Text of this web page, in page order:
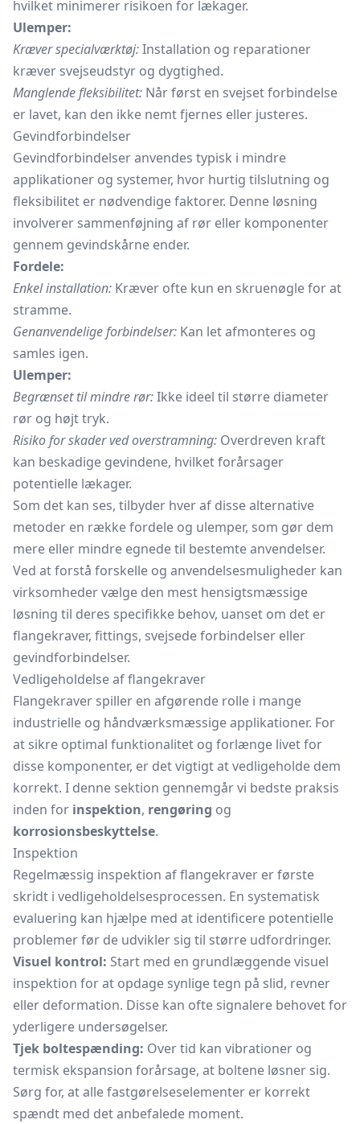
hvilket minimerer risikoen for lækager.
Ulemper:
Kræver specialværktøj:Installation og reparationer
kræver svejseudstyr og dygtighed.
Manglende fleksibilitet: Når først en svejset forbindelse
er lavet, kan den ikke nemt fjernes eller justeres.
Gevindforbindelser
Gevindforbindelser anvendes typisk i mindre
applikationer og systemer, hvor hurtig tilslutning og
fleksibilitet er nødvendige faktorer. Denne løsning
involverer sammenføjning af rør eller komponenter
gennem gevindskårne ender.
Fordele:
Enkel installation: Kræver ofte kun en skruenøgle for at
stramme.
Genanvendelige forbindelser: Kan let afmonteres og
samles igen.
Ulemper:
Begrænset til mindre rør:Ikke ideel til større diameter
rør og højt tryk.
Risiko for skader ved overstramning: Overdreven kraft
kan beskadige gevindene, hvilket forårsager
potentielle lækager.
Som det kan ses, tilbyder hver af disse alternative
metoder en række fordele og ulemper, som gør dem
mere eller mindre egnede til bestemte anvendelser.
Ved at forstå forskelle og anvendelsesmuligheder kan
virksomheder vælge den mest hensigtsmæssige
løsning til deres specifikke behov, uanset om det er
flangekraver, fittings, svejsede forbindelser eller
gevindforbindelser.
Vedligeholdelse af flangekraver
Flangekraver spiller en afgørende rolle i mange
industrielle og håndværksmæssige applikationer. For
at sikre optimal funktionalitet og forlænge livet for
disse komponenter, er det vigtigt at vedligeholde dem
korrekt. I denne sektion gennemgår vi bedste praksis
inden for inspektion, rengøring og
korrosionsbeskyttelse.
Inspektion
Regelmæssig inspektion af flangekraver er første
skridt i vedligeholdelsesprocessen. En systematisk
evaluering kan hjælpe med at identificere potentielle
problemer før de udvikler sig til større udfordringer.
Visuel kontrol: Start med en grundlæggende visuel
inspektion for at opdage synlige tegn på slid, revner
eller deformation. Disse kan ofte signalere behovet for
yderligere undersøgelser.
Tjek boltespænding: Over tid kan vibrationer og
termisk ekspansion forårsage, at boltene løsner sig.
Sørg for, at alle fastgørelseselementer er korrekt
spændt med det anbefalede moment.